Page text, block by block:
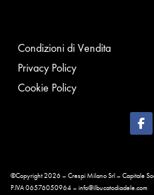
Condizioni di Vendita
Privacy Policy
Cookie Policy
©Copyright 2026 – Crespi Milano Srl – Capitale
P.IVA 06576050964 – info@ilbucatodiadele.com